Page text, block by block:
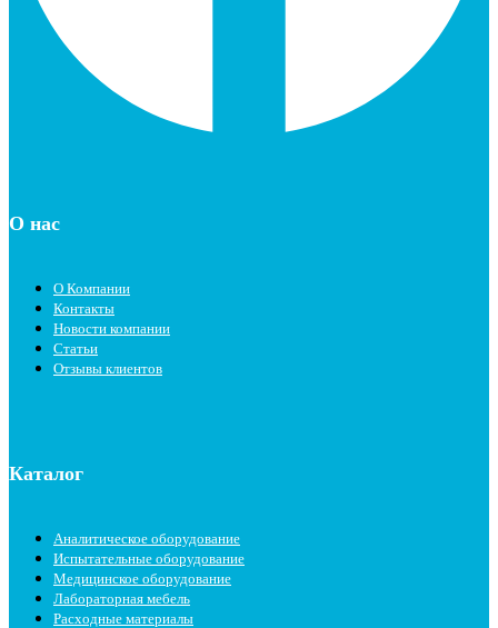
О нас
О Компании
Контакты
Новости компании
Статьи
Отзывы клиентов
Каталог
Аналитическое оборудование
Испытательные оборудование
Медицинское оборудование
Лабораторная мебель
Расходные материалы